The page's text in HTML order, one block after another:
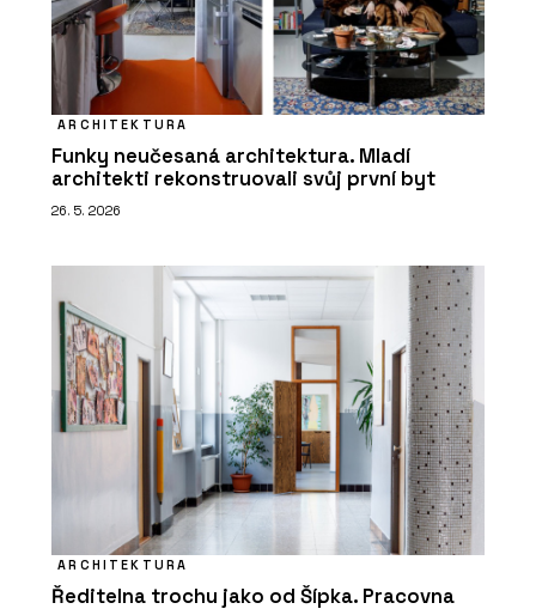
ARCHITEKTURA
Funky neučesaná architektura. Mladí
architekti rekonstruovali svůj první byt
26. 5. 2026
ARCHITEKTURA
Ředitelna trochu jako od Šípka. Pracovna